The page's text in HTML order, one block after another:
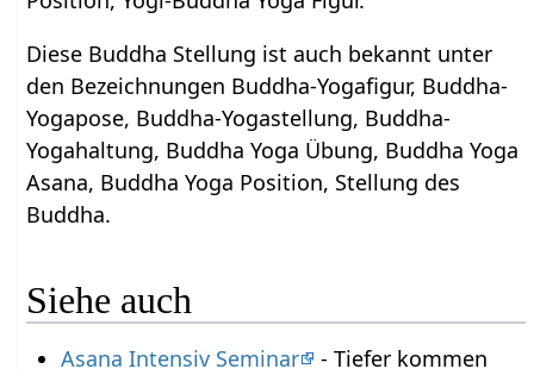
Diese Buddha Stellung ist auch bekannt unter
den Bezeichnungen Buddha-Yogafigur, Buddha-
Yogapose, Buddha-Yogastellung, Buddha-
Yogahaltung, Buddha Yoga Übung, Buddha Yoga
Asana, Buddha Yoga Position, Stellung des
Buddha.
Siehe auch
Asana Intensiv Seminar
- Tiefer kommen